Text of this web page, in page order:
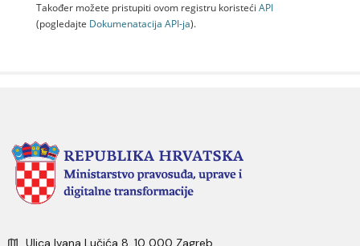
Također možete pristupiti ovom registru koristeći API
(pogledajte Dokumenаtаcijа API-jа).